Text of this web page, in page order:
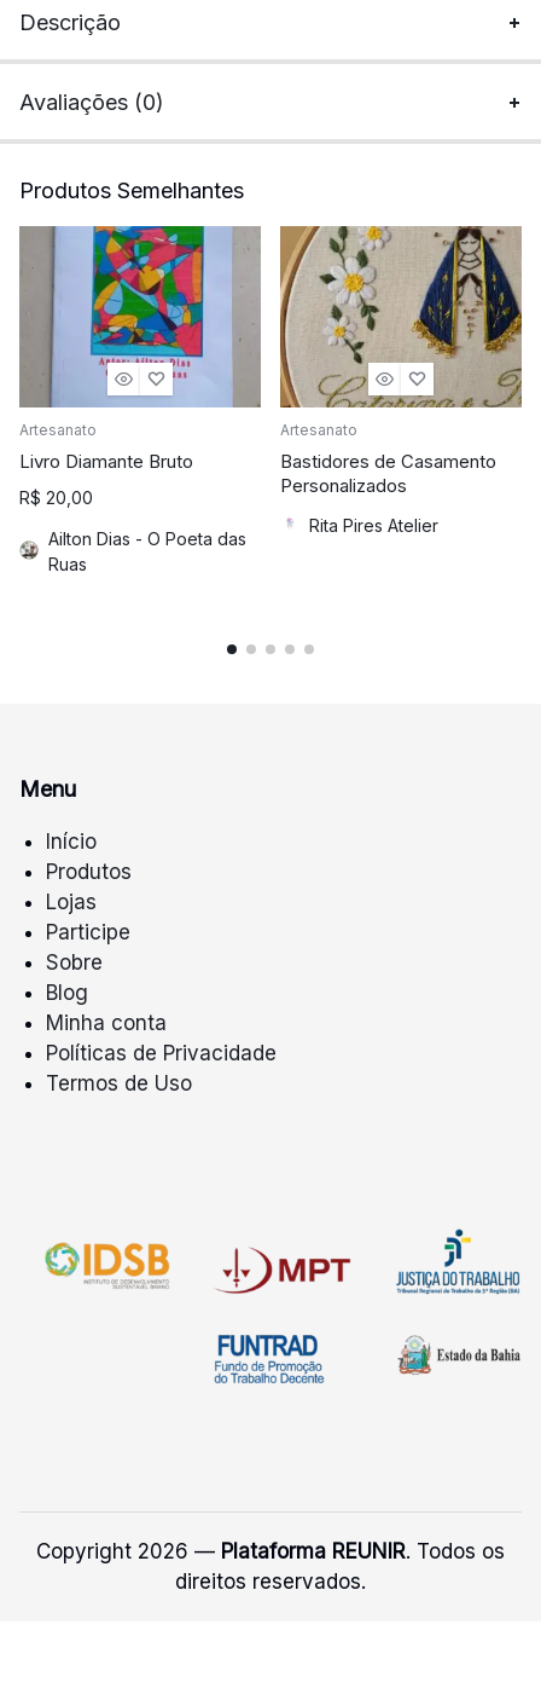
Descrição
Avaliações (0)
Produtos Semelhantes
Artesanato
Livro Diamante Bruto
R$ 20,00
Ailton Dias - O Poeta das
Ruas
Artesanato
Bastidores de Casamento
Personalizados
Rita Pires Atelier
Menu
Início
Produtos
Lojas
Participe
Sobre
Blog
Minha conta
Políticas de Privacidade
Termos de Uso
Copyright 2026 — Plataforma REUNIR. Todos os
direitos reservados.